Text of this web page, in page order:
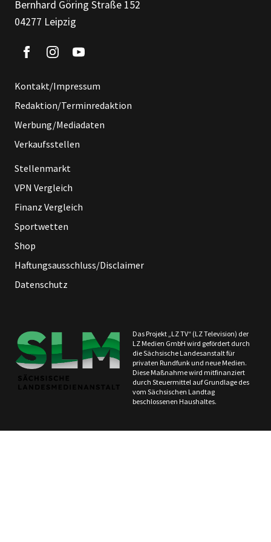
Bernhard Göring Straße 152
04277 Leipzig
Kontakt/Impressum
Redaktion/Terminredaktion
Werbung/Mediadaten
Verkaufsstellen
Stellenmarkt
VPN Vergleich
Finanz Vergleich
Sportwetten
Shop
Haftungsausschluss/Disclaimer
Datenschutz
Das Projekt „LZ TV“ (LZ Television) der
LZ Medien GmbH wird gefördert durch
die Sächsische Landesanstalt für
privaten Rundfunk und neue Medien.
Diese Maßnahme wird mitfinanziert
durch Steuermittel auf Grundlage des
vom Sächsischen Landtag
beschlossenen Haushaltes.